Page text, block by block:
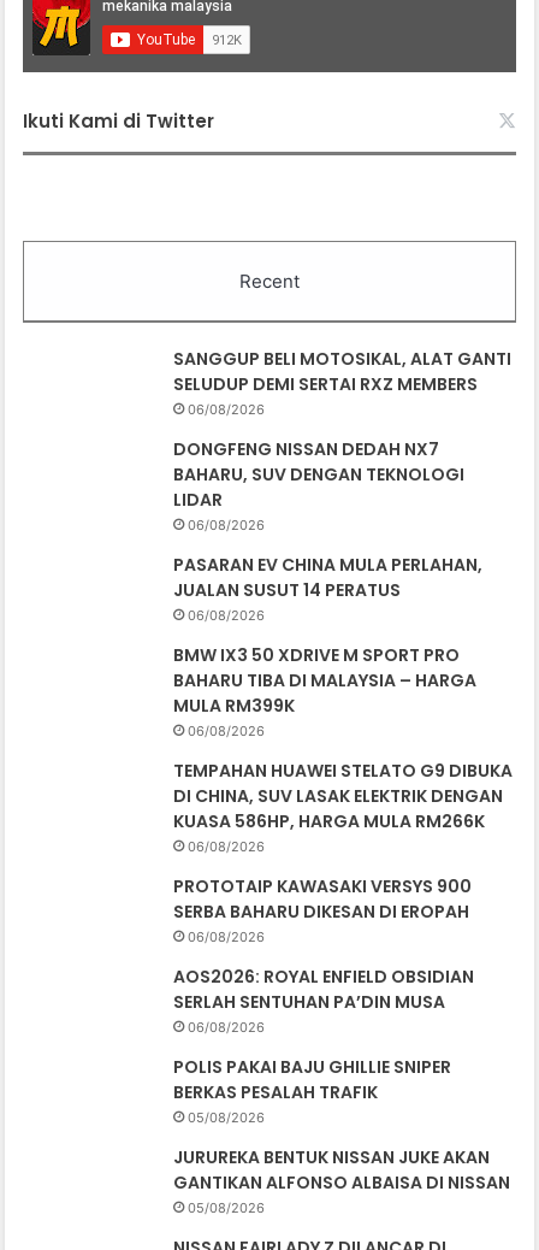
Ikuti Kami di Twitter
Recent
SANGGUP BELI MOTOSIKAL, ALAT GANTI
SELUDUP DEMI SERTAI RXZ MEMBERS
06/08/2026
DONGFENG NISSAN DEDAH NX7
BAHARU, SUV DENGAN TEKNOLOGI
LIDAR
06/08/2026
PASARAN EV CHINA MULA PERLAHAN,
JUALAN SUSUT 14 PERATUS
06/08/2026
BMW IX3 50 XDRIVE M SPORT PRO
BAHARU TIBA DI MALAYSIA – HARGA
MULA RM399K
06/08/2026
TEMPAHAN HUAWEI STELATO G9 DIBUKA
DI CHINA, SUV LASAK ELEKTRIK DENGAN
KUASA 586HP, HARGA MULA RM266K
06/08/2026
PROTOTAIP KAWASAKI VERSYS 900
SERBA BAHARU DIKESAN DI EROPAH
06/08/2026
AOS2026: ROYAL ENFIELD OBSIDIAN
SERLAH SENTUHAN PA’DIN MUSA
06/08/2026
POLIS PAKAI BAJU GHILLIE SNIPER
BERKAS PESALAH TRAFIK
05/08/2026
JURUREKA BENTUK NISSAN JUKE AKAN
GANTIKAN ALFONSO ALBAISA DI NISSAN
05/08/2026